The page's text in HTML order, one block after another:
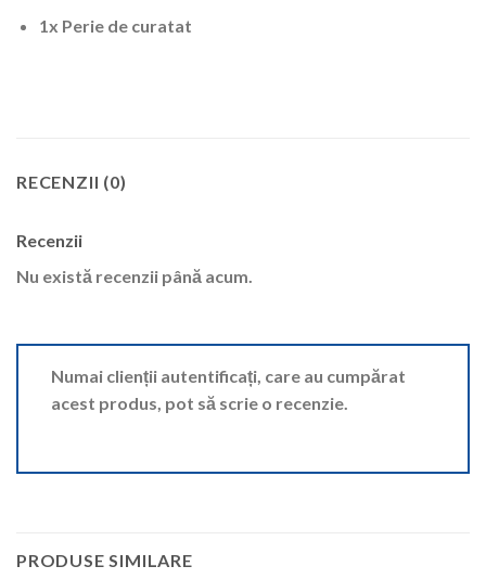
1x Perie de curatat
RECENZII (0)
Recenzii
Nu există recenzii până acum.
Numai clienții autentificați, care au cumpărat
acest produs, pot să scrie o recenzie.
PRODUSE SIMILARE